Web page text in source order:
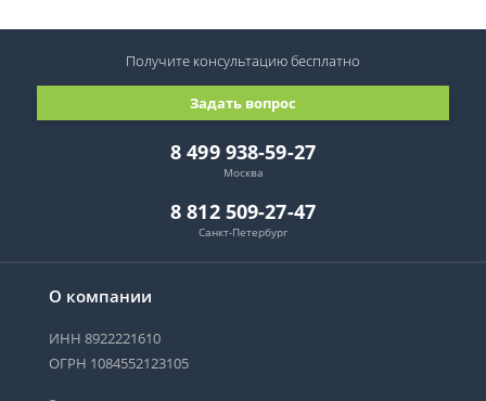
О компании
ИНН 8922221610
ОГРН 1084552123105
8 499 938-59-27
Москва
8 812 509-27-47
Санкт-Петербург
Задать вопрос
Получите консультациюбесплатно